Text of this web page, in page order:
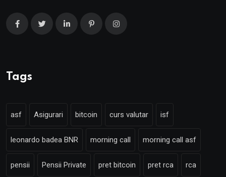
Tags
asf Asigurari bitcoin curs valutar isf
leonardo badea BNR morning call morning call asf
pensii Pensii Private pret bitcoin pret rca rca